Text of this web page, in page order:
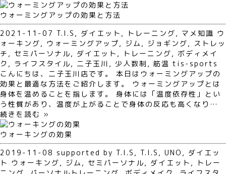
ウォーミングアップの効果と方法
2021-11-07 T.I.S , ダイエット , トレーニング, マメ知識 ウ
ォーキング, ウォーミングアップ, ジム , ジョギング, ストレッ
チ , セミパーソナル, ダイエット , トレーニング, ボディメイ
ク , ライフスタイル, 二子玉川 , 少人数制 , 筋温 tis-sports
こんにちは、二子玉川店です。 本日はウォーミングアップの
効果と最適な方法をご紹介します。 ウォーミングアップとは
身体を温めることを指します。 身体には「温度依存性」とい
う性質があり、温度が上がることで身体の反応も高くなり…
続きを読む »
ウォーキングの効果
2019-11-08 supported by T.I.S , T.I.S , UNO , ダイエッ
ト ウォーキング, ジム , セミパーソナル, ダイエット ,
トレー